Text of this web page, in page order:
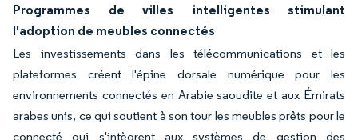
Programmes de villes intelligentes stimulant
l'adoption de meubles connectés
Les investissements dans les télécommunications et les
plateformes créent l'épine dorsale numérique pour les
environnements connectés en Arabie saoudite et aux Émirats
arabes unis, ce qui soutient à son tour les meubles prêts pour le
connecté qui s'intègrent aux systèmes de gestion des